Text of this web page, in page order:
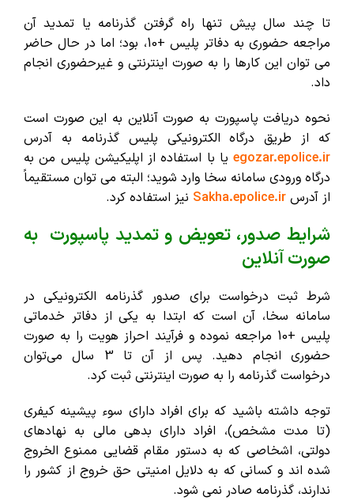
تا چند سال پیش تنها راه گرفتن گذرنامه یا تمدید آن
مراجعه حضوری به دفاتر پلیس +10، بود؛ اما در حال حاضر
می توان این کارها را به صورت اینترنتی و غیرحضوری انجام
داد.
نحوه دریافت پاسپورت به صورت آنلاین به این صورت است
که از طریق درگاه الکترونیکی پلیس گذرنامه به آدرس
egozar.epolice.ir یا با استفاده از اپلیکیشن پلیس من به
درگاه ورودی سامانه سخا وارد شوید؛ البته می توان مستقیماً
از آدرس Sakha.epolice.ir نیز استفاده کرد.
شرایط صدور، تعویض و تمدید پاسپورت به
صورت آنلاین
شرط ثبت درخواست برای صدور گذرنامه الکترونیکی در
سامانه سخا، آن است که ابتدا به یکی از دفاتر خدماتی
پلیس +10 مراجعه نموده و فرآیند احراز هویت را به صورت
حضوری انجام دهید. پس از آن تا 3 سال می‌توان
درخواست گذرنامه را به صورت اینترنتی ثبت کرد.
توجه داشته باشید که برای افراد دارای سوء پیشینه کیفری
(تا مدت مشخص)، افراد دارای بدهی مالی به نهادهای
دولتی، اشخاصی که به دستور مقام قضایی ممنوع الخروج
شده اند و کسانی که به دلایل امنیتی حق خروج از کشور را
ندارند، گذرنامه صادر نمی شود.